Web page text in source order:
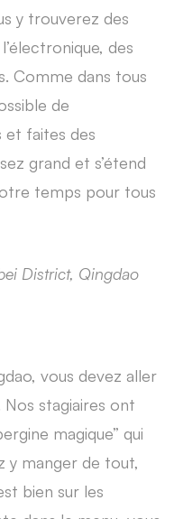
y trouverez des
des
Comme dans tous
de
et faites des
grand et s’étend
temps pour tous
District, Qingdao
vous devez aller
Nos stagiaires ont
magique” qui
y manger de tout,
bien sur les